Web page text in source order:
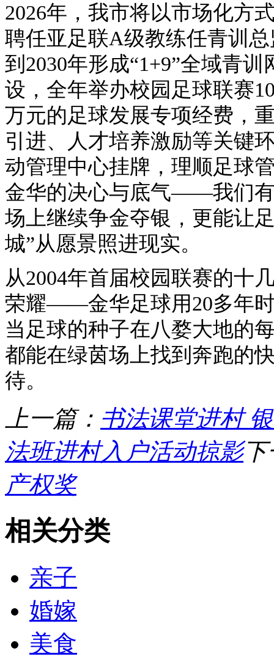
2026年，我市将以市场化方
聘任亚足联A级教练任青训
到2030年形成“1+9”全域青
设，全年举办校园足球联赛
万元的足球发展专项经费，
引进、人才培养激励等关键
动管理中心挂牌，理顺足球
金华的决心与底气——我们
场上继续争金夺银，更能让
城”从愿景照进现实。
从2004年首届校园联赛的十
荣耀——金华足球用20多年
当足球的种子在八婺大地的
都能在绿茵场上找到奔跑的
待。
上一篇： 书法课堂进村
法班进村入户活动掠影下
产权奖
相关分类
亲子
婚嫁
美食